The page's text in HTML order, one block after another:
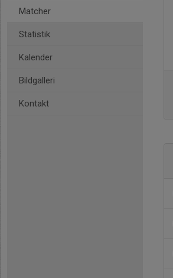
Matcher
Statistik
Kalender
Bildgalleri
Kontakt